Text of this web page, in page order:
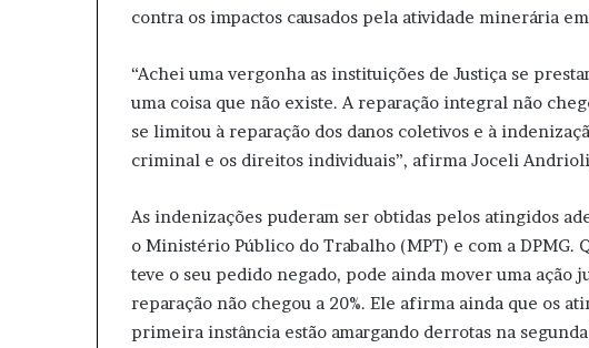
contra os impactos causados pela atividade minerária
“Achei uma vergonha as instituições de Justiça se
uma coisa que não existe. A reparação integral não
se limitou à reparação dos danos coletivos e à
criminal e os direitos individuais”, afirma Joceli
As indenizações puderam ser obtidas pelos atingidos
o Ministério Público do Trabalho (MPT) e com a DPMG.
teve o seu pedido negado, pode ainda mover uma ação
reparação não chegou a 20%. Ele afirma ainda que os
primeira instância estão amargando derrotas na